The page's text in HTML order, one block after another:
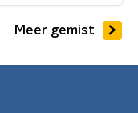
Meer gemist